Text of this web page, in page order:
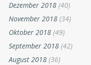
Dezember 2018 (40)
November 2018 (34)
Oktober 2018 (49)
September 2018 (42)
August 2018 (36)